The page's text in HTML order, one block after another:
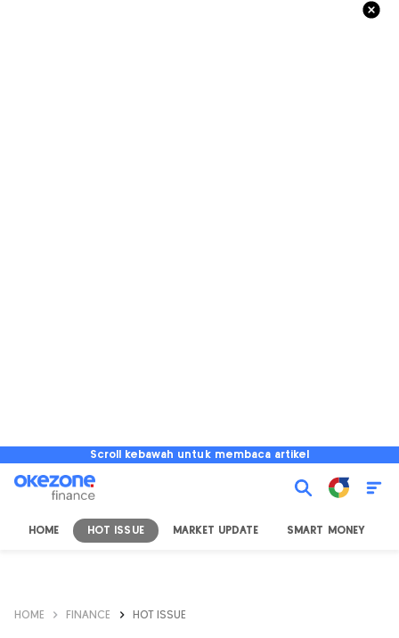
Scroll kebawah untuk membaca artikel
HOME HOT ISSUE MARKET UPDATE SMART MONEY
HOME FINANCE HOT ISSUE